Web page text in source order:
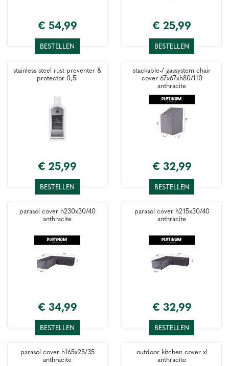
€ 54,99
BESTELLEN
€ 25,99
BESTELLEN
stainless steel rust preventer &
protector 0,5l
€ 25,99
BESTELLEN
stackable-/ gassystem chair
cover 67x67xh80/110
anthracite
€ 32,99
BESTELLEN
parasol cover h230x30/40
anthracite
€ 34,99
BESTELLEN
parasol cover h215x30/40
anthracite
€ 32,99
BESTELLEN
parasol cover h165x25/35
anthracite
outdoor kitchen cover xl
anthracite